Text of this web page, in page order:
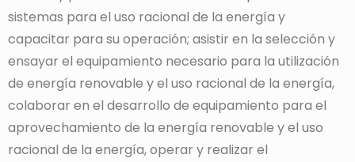
sistemas para el uso racional de la energía y
capacitar para su operación; asistir en la selección y
ensayar el equipamiento necesario para la utilización
de energía renovable y el uso racional de la energía,
colaborar en el desarrollo de equipamiento para el
aprovechamiento de la energía renovable y el uso
racional de la energía, operar y realizar el